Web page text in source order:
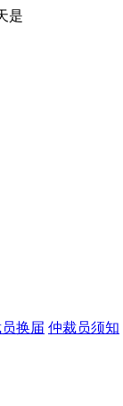
换届 仲裁员须知